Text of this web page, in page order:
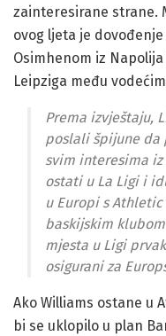
zainteresirane strane.
ovog ljeta je
Osimhenom iz
Leipziga među
Prema izvještaju,
poslali špijune da
svim interesima
ostati u La Ligi i
u Europi s
baskijskim
mjesta u Ligi
osigurani za
Ako Williams ostane u
bi se uklopilo u plan